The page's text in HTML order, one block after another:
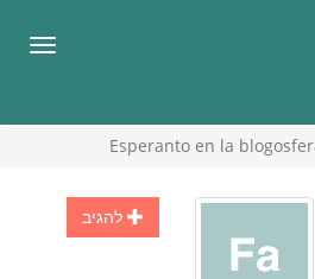
Esperanto en la
להגיב